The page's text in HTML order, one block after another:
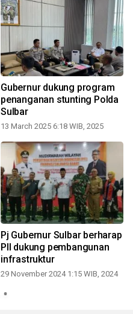
Gubernur dukung program
penanganan stunting Polda
Sulbar
13 March 2025 6:18 WIB, 2025
Pj Gubernur Sulbar berharap
PII dukung pembangunan
infrastruktur
29 November 2024 1:15 WIB, 2024